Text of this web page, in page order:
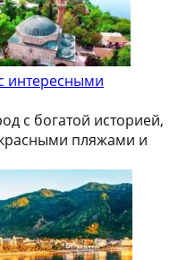
интересными
с богатой историей,
пляжами и